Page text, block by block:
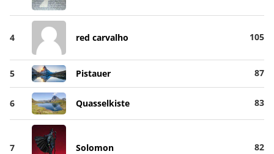
4 red carvalho 105
5 Pistauer 87
6 Quasselkiste 83
7 Solomon 82